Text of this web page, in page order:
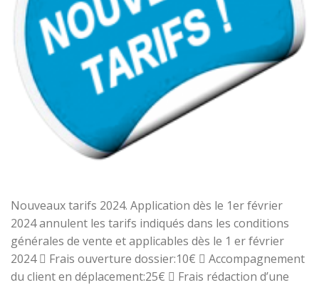
Nouveaux tarifs 2024. Application dès le 1er février
2024 annulent les tarifs indiqués dans les conditions
générales de vente et applicables dès le 1 er février
2024  Frais ouverture dossier:10€  Accompagnement
du client en déplacement:25€  Frais rédaction d’une